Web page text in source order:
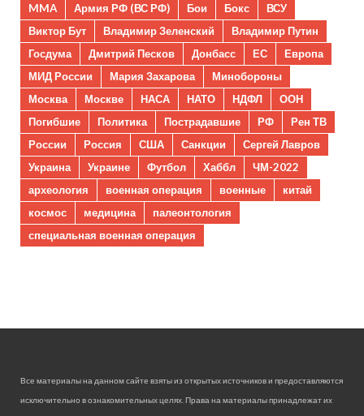
MMA Армия РФ (ВС РФ) Бои Бокс
ВСУ
Виктор Бут
Владимир Зеленский
Владимир Путин
Госдума
Дмитрий Песков Донбасс ЕС
Европа
МИД России
Мария Захарова
Минобороны
Москва
Москве НАСА НАТО НДФЛ
ООН
Погибшие
Политика Пострадавшие РФ
Рен ТВ
России
Россия США Санкции
Сергей Лавров
Украина
Украине Футбол Хаббл
ЧМ-2022
археология
военная операция военные
китай
космос
медицина
палеонтология
специальная военная операция
Все материалы на данном сайте взяты из открытых источников и предоставляются
исключительно в ознакомительных целях. Права на материалы принадлежат их